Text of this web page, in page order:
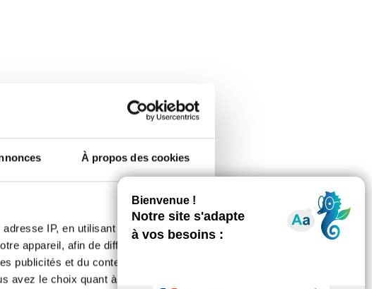
À propos des cookies
IP, en utilisant des
appareil, afin de diffuser des
publicités et du contenu, ainsi que de
avez le choix quant à l'utilisation de
l’idée.